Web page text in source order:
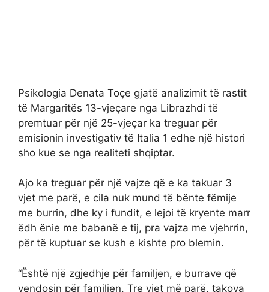
Psikologia Denata Toçe gjatë analizimit të rastit
të Margaritës 13-vjeçare nga Librazhdi të
premtuar për një 25-vjeçar ka treguar për
emisionin investigativ të Italia 1 edhe një histori
sho kue se nga realiteti shqiptar.
Ajo ka treguar për një vajze që e ka takuar 3
vjet me parë, e cila nuk mund të bënte fëmije
me burrin, dhe ky i fundit, e lejoi të kryente marr
ëdh ënie me babanë e tij, pra vajza me vjehrrin,
për të kuptuar se kush e kishte pro blemin.
“Është një zgjedhje për familjen, e burrave që
vendosin për familjen. Tre vjet më parë, takova